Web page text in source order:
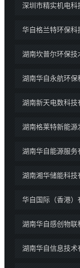
深圳市精实机电科
华自格兰特环保科
湖南坎普尔环保技
湖南华自永航环保
湖南新天电数科技
湖南格莱特新能源
湖南华自能源服务
湖南湘华储能科技
华自国际（香港）
湖南华自感创物联
湖南华自信息技术